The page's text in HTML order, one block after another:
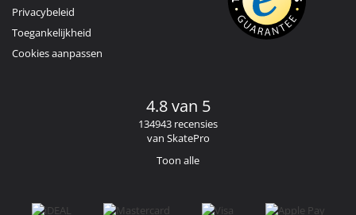
Privacybeleid
Toegankelijkheid
Cookies aanpassen
4.8 van 5
134943 recensies
van SkatePro
Toon alle